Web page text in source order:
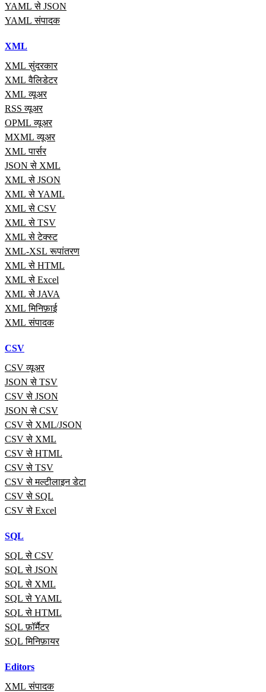
YAML से JSON
YAML संपादक
XML
XML सुंदरकार
XML वैलिडेटर
XML व्यूअर
RSS व्यूअर
OPML व्यूअर
MXML व्यूअर
XML पार्सर
JSON से XML
XML से JSON
XML से YAML
XML से CSV
XML से TSV
XML से टेक्स्ट
XML-XSL रूपांतरण
XML से HTML
XML से Excel
XML से JAVA
XML मिनिफ़ाई
XML संपादक
CSV
CSV व्यूअर
JSON से TSV
CSV से JSON
JSON से CSV
CSV से XML/JSON
CSV से XML
CSV से HTML
CSV से TSV
CSV से मल्टीलाइन डेटा
CSV से SQL
CSV से Excel
SQL
SQL से CSV
SQL से JSON
SQL से XML
SQL से YAML
SQL से HTML
SQL फ़ॉर्मैटर
SQL मिनिफ़ायर
Editors
XML संपादक